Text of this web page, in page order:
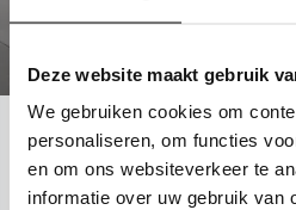
Deze website maakt gebruik
We gebruiken cookies om
personaliseren, om functies
en om ons websiteverkeer te
informatie over uw gebruik van
Audi e-tron
55 quattro Advanced 95 kWh